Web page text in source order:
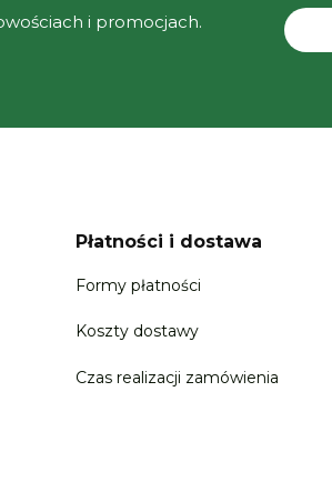
i promocjach.
Płatności i dostawa
Formy płatności
Koszty dostawy
Czas realizacji zamówienia